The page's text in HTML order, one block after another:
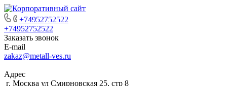
+74952752522
+74952752522
Заказать звонок
E-mail
zakaz@metall-ves.ru
Адрес
г. Москва ул Смирновская 25, стр 8